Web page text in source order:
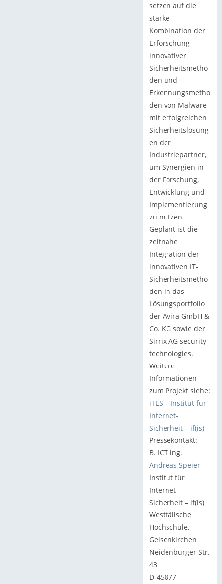
setzen auf die
starke
Kombination der
Erforschung
innovativer
Sicherheitsmetho
den und
Erkennungsmetho
den von Malware
mit erfolgreichen
Sicherheitslösung
en der
Industriepartner,
um Synergien in
der Forschung,
Entwicklung und
Implementierung
zu nutzen.
Geplant ist die
zeitnahe
Integration der
innovativen IT-
Sicherheitsmetho
den in das
Lösungsportfolio
der Avira GmbH &
Co. KG sowie der
Sirrix AG security
technologies.
Weitere
Informationen
zum Projekt siehe:
iTES – Institut für
Internet-
Sicherheit – if(is)
Pressekontakt:
B. ICT ing.
Andreas Speier
Institut für
Internet-
Sicherheit – if(is)
Westfälische
Hochschule,
Gelsenkirchen
Neidenburger Str.
43
D-45877